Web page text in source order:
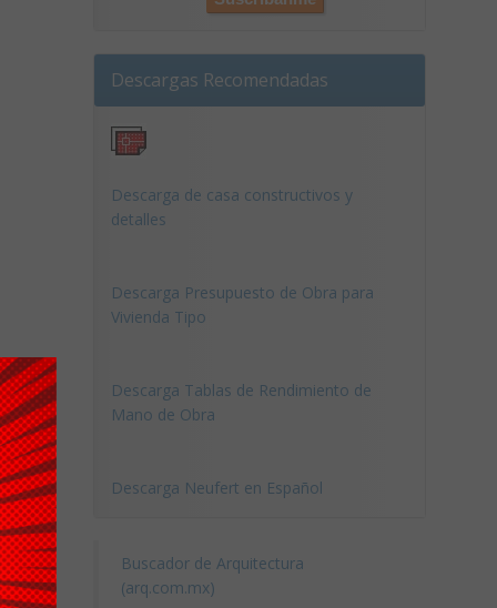
Descargas Recomendadas
Descarga de casa constructivos y
detalles
Descarga Presupuesto de Obra para
Vivienda Tipo
Descarga Tablas de Rendimiento de
Mano de Obra
Descarga Neufert en Español
Buscador de Arquitectura
(arq.com.mx)